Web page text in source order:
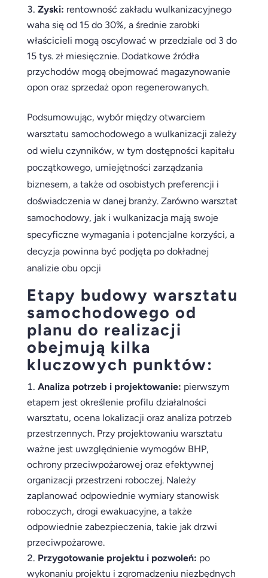
Zyski: rentowność zakładu wulkanizacyjnego
waha się od 15 do 30%, a średnie zarobki
właścicieli mogą oscylować w przedziale od 3 do
15 tys. zł miesięcznie. Dodatkowe źródła
przychodów mogą obejmować magazynowanie
opon oraz sprzedaż opon regenerowanych.
Podsumowując, wybór między otwarciem
warsztatu samochodowego a wulkanizacji zależy
od wielu czynników, w tym dostępności kapitału
początkowego, umiejętności zarządzania
biznesem, a także od osobistych preferencji i
doświadczenia w danej branży. Zarówno warsztat
samochodowy, jak i wulkanizacja mają swoje
specyficzne wymagania i potencjalne korzyści, a
decyzja powinna być podjęta po dokładnej
analizie obu opcji
Etapy budowy warsztatu
samochodowego od
planu do realizacji
obejmują kilka
kluczowych punktów:
Analiza potrzeb i projektowanie: pierwszym
etapem jest określenie profilu działalności
warsztatu, ocena lokalizacji oraz analiza potrzeb
przestrzennych. Przy projektowaniu warsztatu
ważne jest uwzględnienie wymogów BHP,
ochrony przeciwpożarowej oraz efektywnej
organizacji przestrzeni roboczej. Należy
zaplanować odpowiednie wymiary stanowisk
roboczych, drogi ewakuacyjne, a także
odpowiednie zabezpieczenia, takie jak drzwi
przeciwpożarowe.
Przygotowanie projektu i pozwoleń: po
wykonaniu projektu i zgromadzeniu niezbędnych